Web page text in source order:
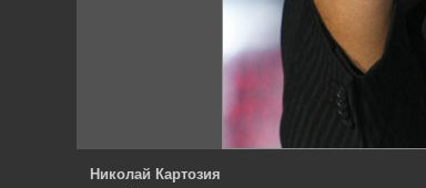
Николай Картозия